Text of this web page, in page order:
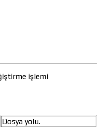
işlemi
Dosya yolu.